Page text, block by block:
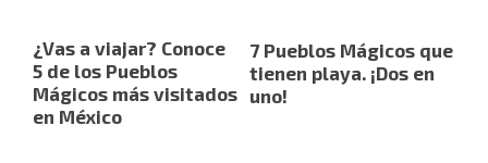
¿Vas a viajar? Conoce
5 de los Pueblos
Mágicos más visitados
en México
7 Pueblos Mágicos que
tienen playa. ¡Dos en
uno!